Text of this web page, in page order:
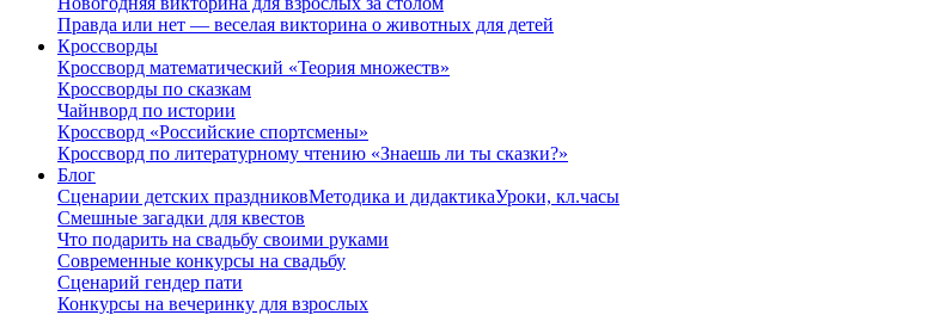
Правда или нет — веселая викторина о животных для детей
Кроссворды
Кроссворд математический «Теория множеств»
Кроссворды по сказкам
Чайнворд по истории
Кроссворд «Российские спортсмены»
Кроссворд по литературному чтению «Знаешь ли ты сказки?»
Блог
Сценарии детских праздниковМетодика и дидактикаУроки, кл.часы
Смешные загадки для квестов
Что подарить на свадьбу своими руками
Современные конкурсы на свадьбу
Сценарий гендер пати
Конкурсы на вечеринку для взрослых